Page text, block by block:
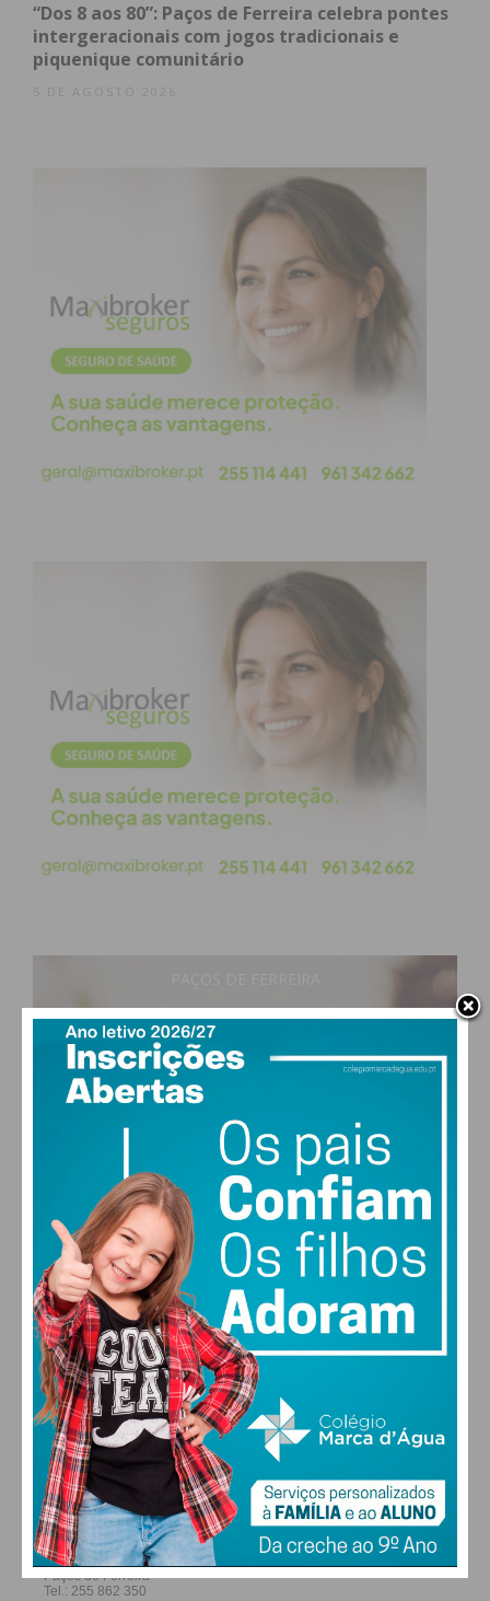
“Dos 8 aos 80”: Paços de Ferreira celebra pontes
intergeracionais com jogos tradicionais e
piquenique comunitário
5 DE AGOSTO 2026
17°
vento: 1m/s E
30 °
QUI
30
SEX
30
SÁB
28
DOM
ALTERAR
FARMACIAS DE SERVIÇO EM PAÇOS DE
FERREIRA